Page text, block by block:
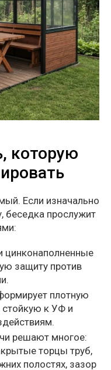
которую
Если изначально
беседка прослужит
цинконаполненные
защиту против
плотную
стойкую к УФ и
решают многое:
торцы труб,
полостях, зазор